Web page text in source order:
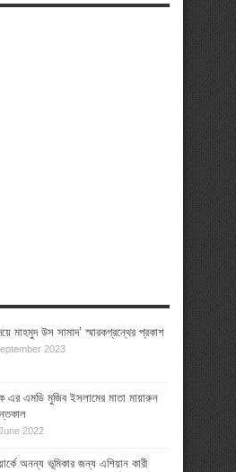
মাহমুদ উস সামাদ’ স্মারকগ্রন্থের প্রকাশ
2023
এর এমডি মুজিব ইসলামের মাতা মায়ারুন
2022
অনন্য ভূমিকার জন্য এশিয়ান কারী